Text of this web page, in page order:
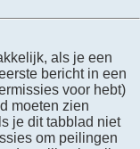
als je een
bericht in een
voor hebt)
moeten zien
je dit tabblad niet
om peilingen